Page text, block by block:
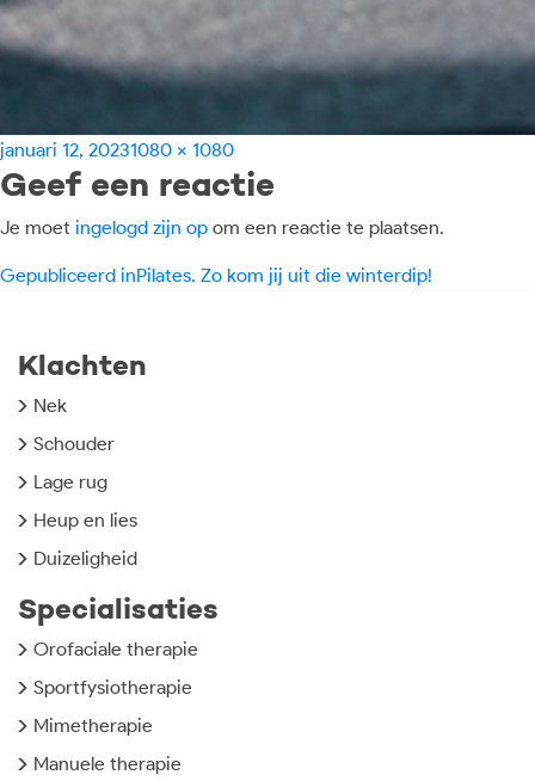
Geplaatst
op
januari 12, 2023Volledige
grootte
1080 × 1080
Geef een reactie
Je moet ingelogd zijn op om een reactie te plaatsen.
Bericht
Gepubliceerd inPilates. Zo kom jij uit die winterdip!
Klachten
Nek
Schouder
Lage rug
Heup en lies
Duizeligheid
Specialisaties
Orofaciale therapie
Sportfysiotherapie
Mimetherapie
Manuele therapie